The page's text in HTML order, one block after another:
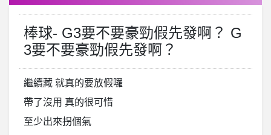
棒球- G3要不要豪勁假先發啊？ G
3要不要豪勁假先發啊？
繼續藏 就真的要放假囉
帶了沒用 真的很可惜
至少出來拐個氣